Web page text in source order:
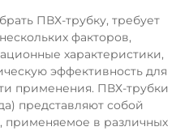
ПВХ-трубку, требует
факторов,
характеристики,
эффективность для
применения. ПВХ-трубки
представляют собой
в различных